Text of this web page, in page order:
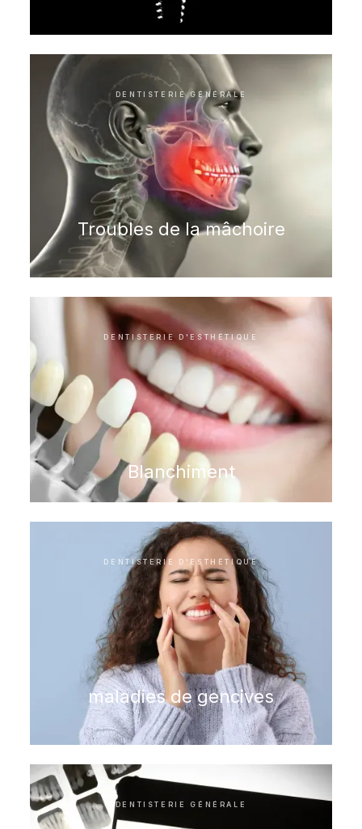
DENTISTERIE GÉNÉRALE
Troubles de la mâchoire
DENTISTERIE D'ESTHÉTIQUE
Blanchiment
DENTISTERIE D'ESTHÉTIQUE
maladies de gencives
DENTISTERIE GÉNÉRALE